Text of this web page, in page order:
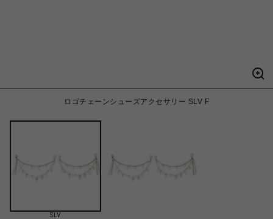
ロゴチェーンシューズアクセサリー SLV F
SLV